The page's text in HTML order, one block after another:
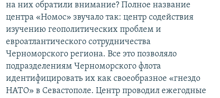
на них обратили внимание? Полное название
центра «Номос» звучало так: центр содействия
изучению геополитических проблем и
евроатлантического сотрудничества
Черноморского региона. Все это позволяло
подразделениям Черноморского флота
идентифицировать их как своеобразное «гнездо
НАТО» в Севастополе. Центр проводил ежегодные